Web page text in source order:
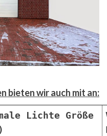
bieten wir auch mit an:
Lichte Größe